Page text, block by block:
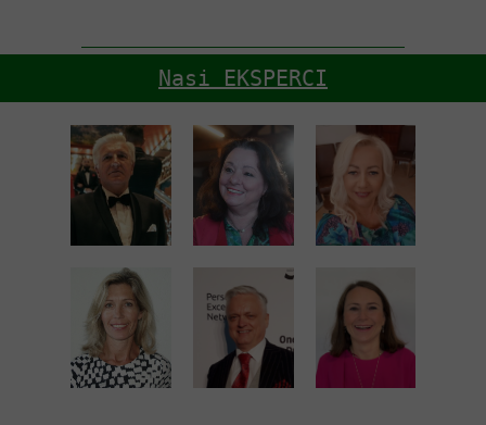
Nasi EKSPERCI